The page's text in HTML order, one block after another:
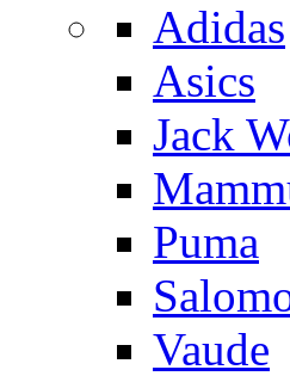
Adidas
Asics
Jack
Puma
Vaude